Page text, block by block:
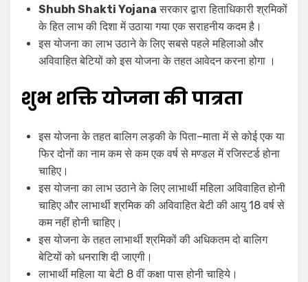
Shubh Shakti Yojana सरकार द्वारा हिताधिकारी श्रमिकों
के हित लाभ की दिशा में उठाया गया एक सराहनीय कदम है।
इस योजना का लाभ उठाने के लिए सबसे पहले महिलाओ और
अविवाहित बेटियों को इस योजना के तहत आवेदन करना होगा ।
शुभ शक्ति योजना की पात्रता
इस योजना के तहत बालिग लड़की के पिता–माता में से कोई एक या
फिर दोनों का नाम कम से कम एक वर्ष से मण्डल में रजिस्टर्ड होना
चाहिए।
इस योजना का लाभ उठाने के लिए लाभार्थी महिला अविवाहित होनी
चाहिए और लाभार्थी श्रमिक की अविवाहित बेटी की आयु 18 वर्ष से
कम नहीं होनी चाहिए।
इस योजना के तहत लाभार्थी श्रमिकों की अधिकतम दो बालिग
बेटियों को धनराशि दी जाएगी।
लाभार्थी महिला या बेटी 8 वीं कक्षा पास होनी चाहिये।